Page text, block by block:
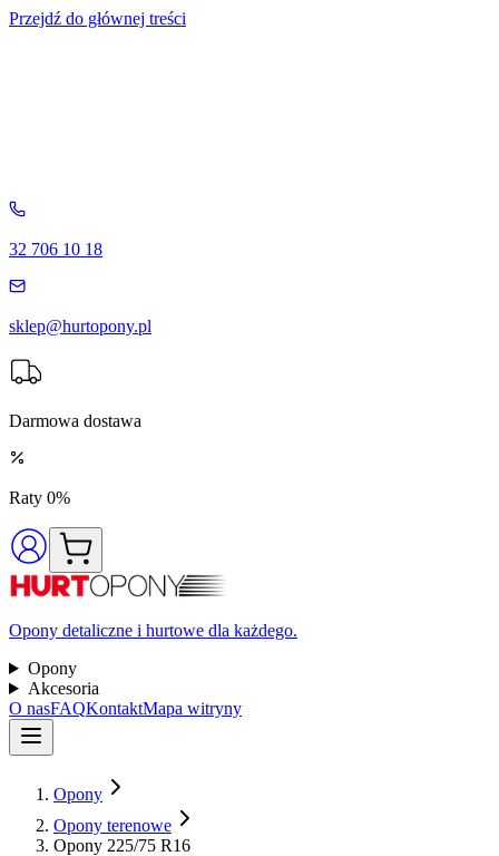
Przejdź do głównej treści
32 706 10 18
sklep@hurtopony.pl
Darmowa dostawa
Raty 0%
Opony detaliczne i hurtowe dla każdego.
Opony
Akcesoria
O nasFAQKontaktMapa witryny
Opony
Opony terenowe
Opony 225/75 R16